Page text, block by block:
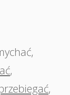
,
,
,